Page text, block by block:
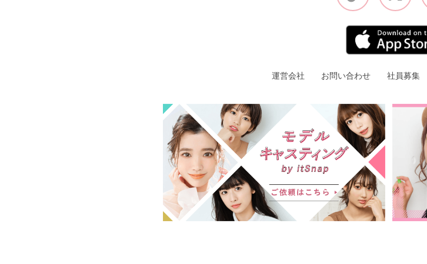
運営会社 お問い合わせ 社員募集